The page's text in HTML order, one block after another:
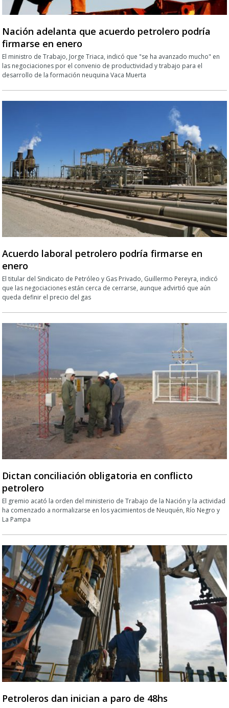
Nación adelanta que acuerdo petrolero podría
firmarse en enero
El ministro de Trabajo, Jorge Triaca, indicó que "se ha avanzado mucho" en
las negociaciones por el convenio de productividad y trabajo para el
desarrollo de la formación neuquina Vaca Muerta
Acuerdo laboral petrolero podría firmarse en
enero
El titular del Sindicato de Petróleo y Gas Privado, Guillermo Pereyra, indicó
que las negociaciones están cerca de cerrarse, aunque advirtió que aún
queda definir el precio del gas
Dictan conciliación obligatoria en conflicto
petrolero
El gremio acató la orden del ministerio de Trabajo de la Nación y la actividad
ha comenzado a normalizarse en los yacimientos de Neuquén, Río Negro y
La Pampa
Petroleros dan inician a paro de 48hs